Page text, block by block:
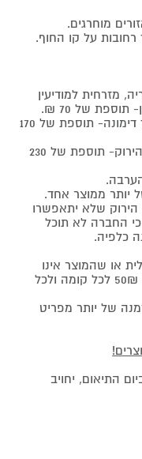
רחובות על קו החוף.
מזרחית למודיעין
של 70 ₪.
• מזרחית לנהריה, דרומית מאשקלון עד דימונה- תוספת של 170
• רמת הגולן, קריית שמונה, מעבר לקו הירוק- תוספת של 230
ממוצר אחד.
הירוק שלא יתאפשרו
כי החברה לא תוכל
כלפיה.
או שהמוצר אינו
נכנס במעלית, יחול חיוב על הלקוח של 50₪ לכל קומה ולכל
של יותר מפריט
התיאום, יחויב